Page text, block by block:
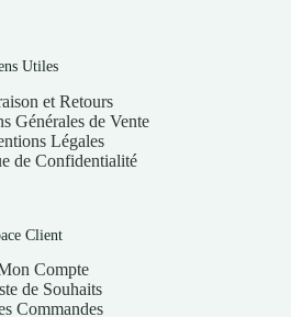
Utiles
et Retours
Générales de Vente
Légales
de Confidentialité
Client
Compte
de Souhaits
Commandes